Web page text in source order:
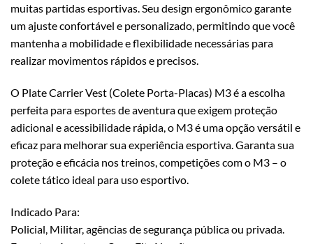
muitas partidas esportivas. Seu design ergonômico garante
um ajuste confortável e personalizado, permitindo que você
mantenha a mobilidade e flexibilidade necessárias para
realizar movimentos rápidos e precisos.
O Plate Carrier Vest (Colete Porta-Placas) M3 é a escolha
perfeita para esportes de aventura que exigem proteção
adicional e acessibilidade rápida, o M3 é uma opção versátil e
eficaz para melhorar sua experiência esportiva. Garanta sua
proteção e eficácia nos treinos, competições com o M3 – o
colete tático ideal para uso esportivo.
Indicado Para:
Policial, Militar, agências de segurança pública ou privada.